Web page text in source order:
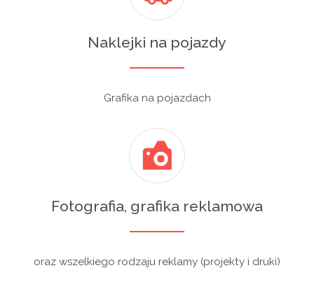
Naklejki na pojazdy
Grafika na pojazdach
Fotografia, grafika reklamowa
oraz wszelkiego rodzaju reklamy (projekty i druki)